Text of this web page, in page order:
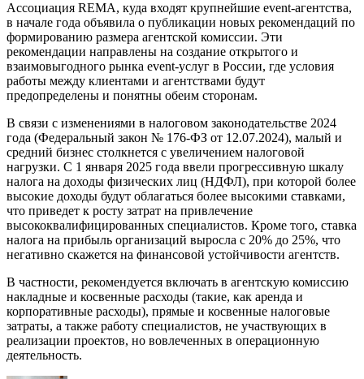
Ассоциация REMA, куда входят крупнейшие event-агентства,
в начале года объявила о публикации новых рекомендаций по
формированию размера агентской комиссии. Эти
рекомендации направлены на создание открытого и
взаимовыгодного рынка event-услуг в России, где условия
работы между клиентами и агентствами будут
предопределены и понятны обеим сторонам.
В связи с изменениями в налоговом законодательстве 2024
года (Федеральный закон № 176-ФЗ от 12.07.2024), малый и
средний бизнес столкнется с увеличением налоговой
нагрузки. С 1 января 2025 года ввели прогрессивную шкалу
налога на доходы физических лиц (НДФЛ), при которой более
высокие доходы будут облагаться более высокими ставками,
что приведет к росту затрат на привлечение
высококвалифицированных специалистов. Кроме того, ставка
налога на прибыль организаций выросла с 20% до 25%, что
негативно скажется на финансовой устойчивости агентств.
В частности, рекомендуется включать в агентскую комиссию
накладные и косвенные расходы (такие, как аренда и
корпоративные расходы), прямые и косвенные налоговые
затраты, а также работу специалистов, не участвующих в
реализации проектов, но вовлеченных в операционную
деятельность.